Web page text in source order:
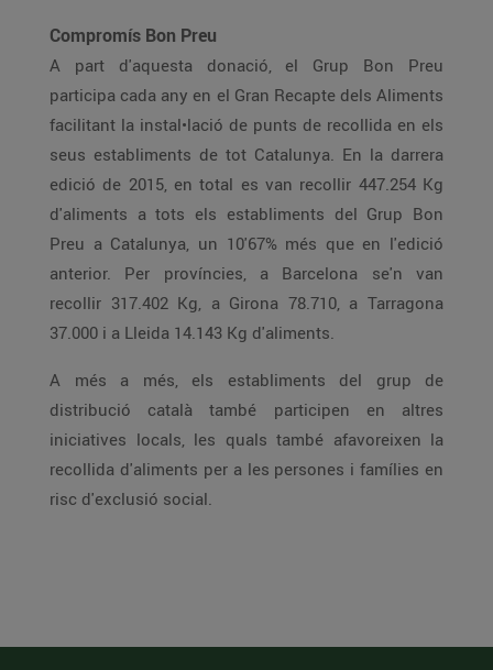
Compromís Bon Preu
A part d'aquesta donació, el Grup Bon Preu
participa cada any en el Gran Recapte dels Aliments
facilitant la instal•lació de punts de recollida en els
seus establiments de tot Catalunya. En la darrera
edició de 2015, en total es van recollir 447.254 Kg
d'aliments a tots els establiments del Grup Bon
Preu a Catalunya, un 10'67% més que en l'edició
anterior. Per províncies, a Barcelona se'n van
recollir 317.402 Kg, a Girona 78.710, a Tarragona
37.000 i a Lleida 14.143 Kg d'aliments.
A més a més, els establiments del grup de
distribució català també participen en altres
iniciatives locals, les quals també afavoreixen la
recollida d'aliments per a les persones i famílies en
risc d'exclusió social.